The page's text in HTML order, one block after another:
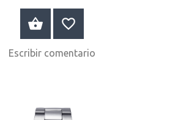
COMPRAR AHORA
Escribir comentario